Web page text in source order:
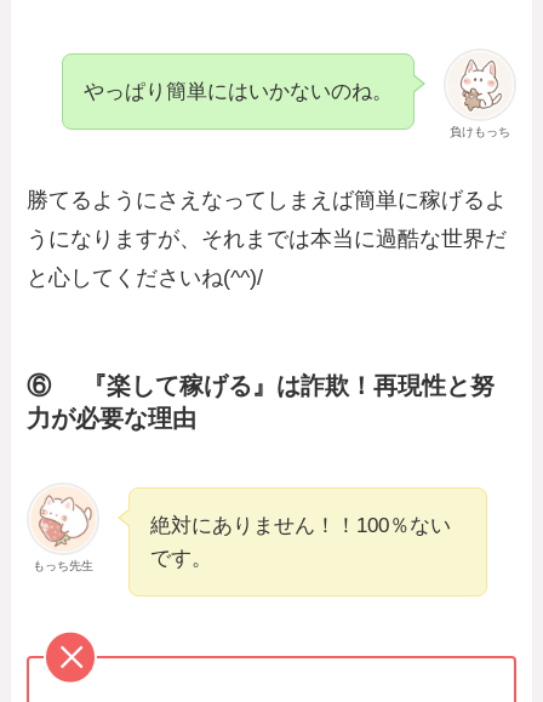
負けもっち
やっぱり簡単にはいかないのね。
勝てるようにさえなってしまえば簡単に稼げるよ
うになりますが、それまでは本当に過酷な世界だ
と心してくださいね(^^)/
⑥ 『楽して稼げる』は詐欺！再現性と努
力が必要な理由
もっち先生
絶対にありません！！100％ない
です。